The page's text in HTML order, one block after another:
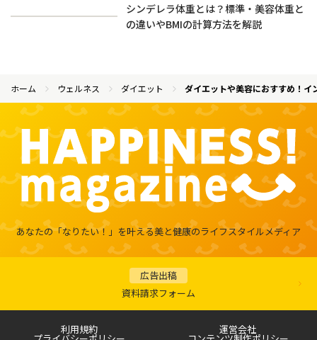
シンデレラ体重とは？標準・美容体重と
の違いやBMIの計算方法を解説
ホーム ウェルネス ダイエット ダイエットや美容におすすめ！イ
あなたの「なりたい！」を叶える美と健康のライフスタイルメディア
広告出稿
資料請求フォーム
利用規約 運営会社